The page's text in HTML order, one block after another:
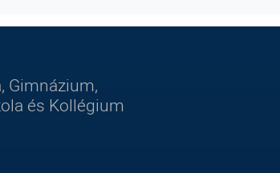
Gimnázium,
és Kollégium